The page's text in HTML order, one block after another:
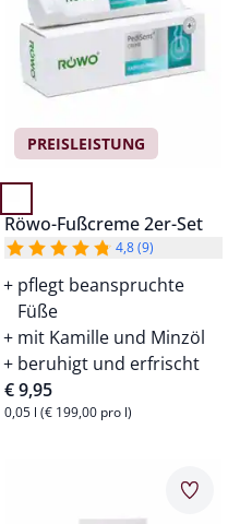
PREISLEISTUNG
Röwo-Fußcreme 2er-Set
4,8 (9)
pflegt beanspruchte
Füße
mit Kamille und Minzöl
beruhigt und erfrischt
€ 9,95
0,05 l (€ 199,00 pro l)